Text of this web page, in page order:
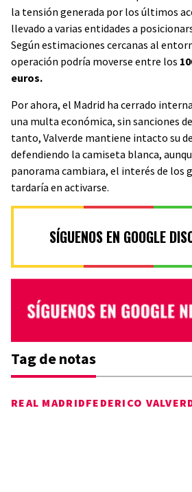
la tensión generada por los últimos
llevado a varias entidades a
Según estimaciones cercanas al
operación podría moverse entre los
euros.
Por ahora, el Madrid ha cerrado
una multa económica, sin sanciones
tanto, Valverde mantiene intacto su
defendiendo la camiseta blanca,
panorama cambiara, el interés de los
tardaría en activarse.
SÍGUENOS EN GOOGLE
Tag de notas
REAL MADRIDFEDERICO